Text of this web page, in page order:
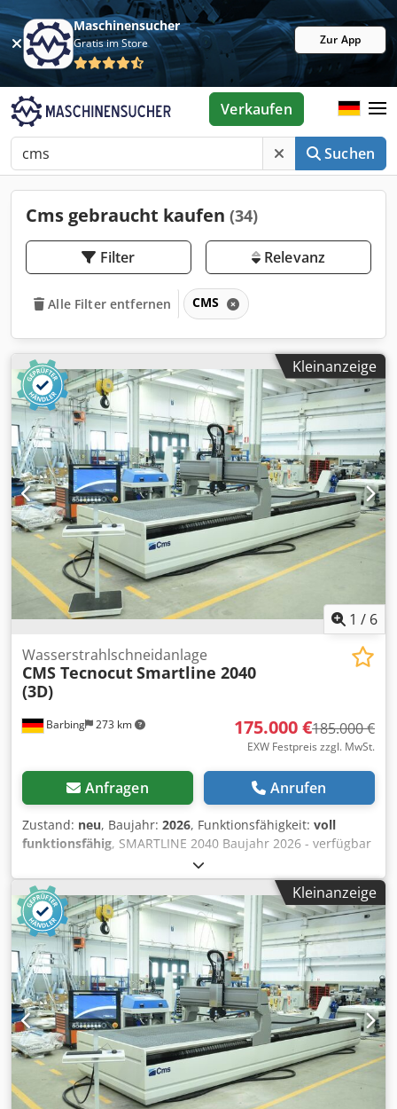
Maschinensucher
Gratis im Store Zur App
Suchen
Verkaufen
Cms gebraucht kaufen (34)
Filter Relevanz
Alle Filter entfernen CMS
Kleinanzeige
1 / 6
Barbing 273 km
Wasserstrahlschneidanlage
CMS TecnocutSmartline 2040
(3D)
175.000 €185.000 €
EXW Festpreis zzgl. MwSt.
Anfragen Anrufen
Zustand: neu, Baujahr: 2026, Funktionsfähigkeit: voll
funktionsfähig, SMARTLINE 2040 Baujahr 2026 - verfügbar
ab Mai 2026 Vorführmaschine - Neuwertig
Achsenverfahrung: Cedpfey H Hbnjx Abyoha X-Achse:
4.000 mm Y-Achse: 2.000 mm Z-Achse: 150 mm
Ausstattung: - 1x Schneidkopf 5-Achsen inkl.
automatischer Winkelkompensation - Höhenabtastung inkl.
Antikollisionsüberwachung - Software IGEMS - Abrasivtank
und automatische Abrasivdosierung Hochdruckpumpe
Jetpower EVO Stromaufnahme total: 29 kW
Stromanschluss: 400 V +/- 5% / 50 Hz Max. Wasserdruck
4.100 bar Wasserdurchlass: max. 2,8 ltr. / min Inkl.
Montage, Schulung und Gewährleistung
Kleinanzeige